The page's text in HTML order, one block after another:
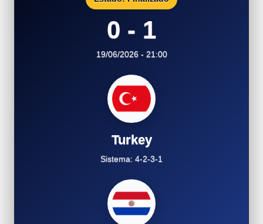
Turkey
Sistema: 4-2-3-1
0 - 1
19/06/2026 - 21:00